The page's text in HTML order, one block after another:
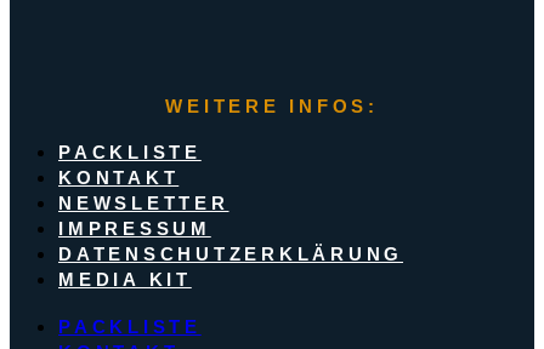
WEITERE INFOS:
PACKLISTE
KONTAKT
NEWSLETTER
IMPRESSUM
DATENSCHUTZERKLÄRUNG
MEDIA KIT
PACKLISTE